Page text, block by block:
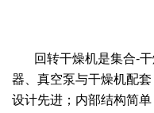
桨叶式干燥系列
载体干燥系列
公益支持
社会责任报告
联系我们
回转干燥机是集合-干
器、真空泵与干燥机配
设计先进；内部结构简